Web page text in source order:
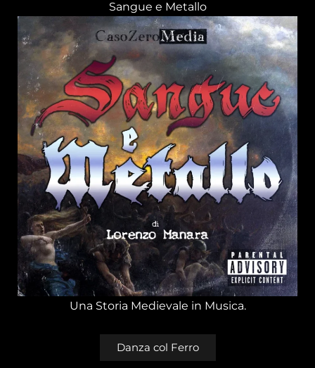
Sangue e Metallo
Una Storia Medievale in Musica.
Danza col Ferro